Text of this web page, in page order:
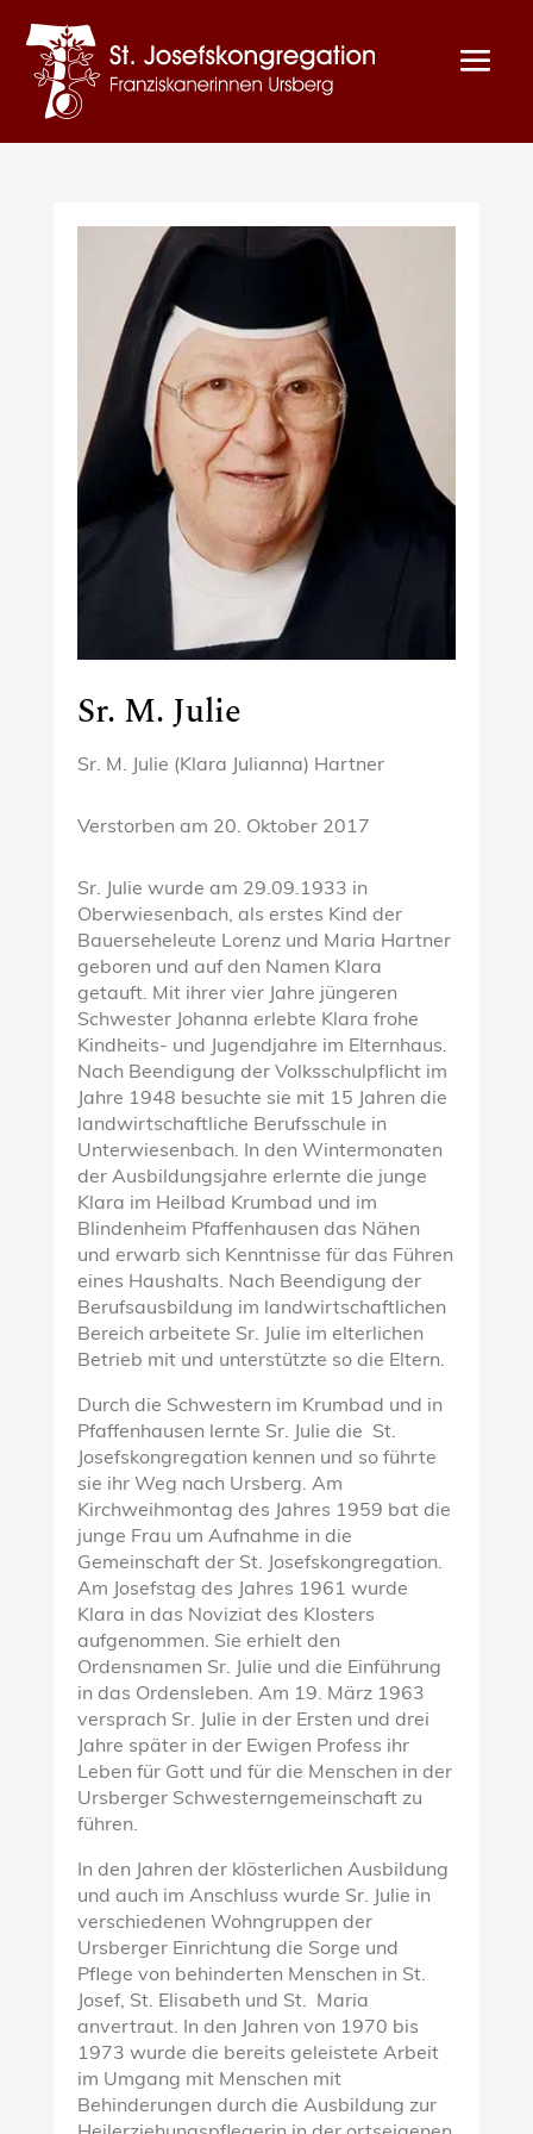
Sr. M. Julie
Sr. M. Julie (Klara Julianna) Hartner
Verstorben am 20. Oktober 2017
Sr. Julie wurde am 29.09.1933 in
Oberwiesenbach, als erstes Kind der
Bauerseheleute Lorenz und Maria Hartner
geboren und auf den Namen Klara
getauft. Mit ihrer vier Jahre jüngeren
Schwester Johanna erlebte Klara frohe
Kindheits- und Jugendjahre im Elternhaus.
Nach Beendigung der Volksschulpflicht im
Jahre 1948 besuchte sie mit 15 Jahren die
landwirtschaftliche Berufsschule in
Unterwiesenbach. In den Wintermonaten
der Ausbildungsjahre erlernte die junge
Klara im Heilbad Krumbad und im
Blindenheim Pfaffenhausen das Nähen
und erwarb sich Kenntnisse für das Führen
eines Haushalts. Nach Beendigung der
Berufsausbildung im landwirtschaftlichen
Bereich arbeitete Sr. Julie im elterlichen
Betrieb mit und unterstützte so die Eltern.
Durch die Schwestern im Krumbad und in
Pfaffenhausen lernte Sr. Julie die St.
Josefskongregation kennen und so führte
sie ihr Weg nach Ursberg. Am
Kirchweihmontag des Jahres 1959 bat die
junge Frau um Aufnahme in die
Gemeinschaft der St. Josefskongregation.
Am Josefstag des Jahres 1961 wurde
Klara in das Noviziat des Klosters
aufgenommen. Sie erhielt den
Ordensnamen Sr. Julie und die Einführung
in das Ordensleben. Am 19. März 1963
versprach Sr. Julie in der Ersten und drei
Jahre später in der Ewigen Profess ihr
Leben für Gott und für die Menschen in der
Ursberger Schwesterngemeinschaft zu
führen.
In den Jahren der klösterlichen Ausbildung
und auch im Anschluss wurde Sr. Julie in
verschiedenen Wohngruppen der
Ursberger Einrichtung die Sorge und
Pflege von behinderten Menschen in St.
Josef, St. Elisabeth und St. Maria
anvertraut. In den Jahren von 1970 bis
1973 wurde die bereits geleistete Arbeit
im Umgang mit Menschen mit
Behinderungen durch die Ausbildung zur